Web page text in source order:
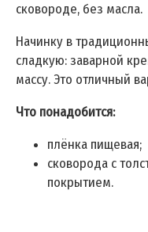
сковороде, без масла.
Начинку в
сладкую: заварной
массу. Это отличный
Что понадобится:
плёнка пищевая;
сковорода с
покрытием.